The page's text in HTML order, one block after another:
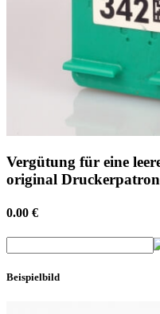
Vergütung für eine
original
0.00 €
Beispielbild